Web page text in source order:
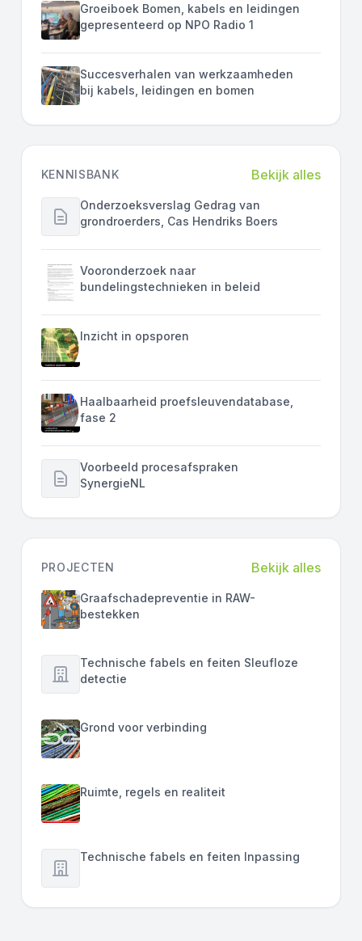
Groeiboek Bomen, kabels en leidingen
gepresenteerd op NPO Radio 1
Succesverhalen van werkzaamheden
bij kabels, leidingen en bomen
KENNISBANK Bekijk alles
Onderzoeksverslag Gedrag van
grondroerders, Cas Hendriks Boers
Vooronderzoek naar
bundelingstechnieken in beleid
Inzicht in opsporen
Haalbaarheid proefsleuvendatabase,
fase 2
Voorbeeld procesafspraken
SynergieNL
PROJECTEN Bekijk alles
Graafschadepreventie in RAW-
bestekken
Technische fabels en feiten Sleufloze
detectie
Grond voor verbinding
Ruimte, regels en realiteit
Technische fabels en feiten Inpassing